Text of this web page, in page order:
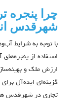
چرا پنجره
شهرقدس
با توجه به شرایط
استفاده از
ارزش ملک و
گزینه‌ای ایده‌آل برای
تجاری در شهرقدس